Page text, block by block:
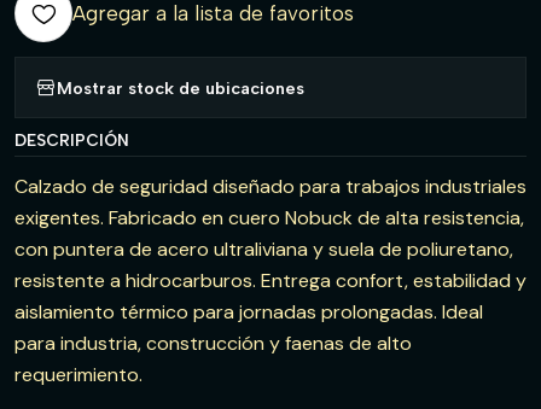
Agregar a la lista de favoritos
Mostrar stock de ubicaciones
DESCRIPCIÓN
Calzado de seguridad diseñado para trabajos industriales
exigentes. Fabricado en cuero Nobuck de alta resistencia,
con puntera de acero ultraliviana y suela de poliuretano,
resistente a hidrocarburos. Entrega confort, estabilidad y
aislamiento térmico para jornadas prolongadas. Ideal
para industria, construcción y faenas de alto
requerimiento.